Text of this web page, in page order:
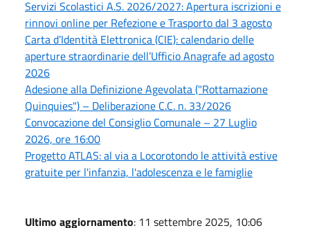
Servizi Scolastici A.S. 2026/2027: Apertura iscrizioni e
rinnovi online per Refezione e Trasporto dal 3 agosto
Carta d’Identità Elettronica (CIE): calendario delle
aperture straordinarie dell’Ufficio Anagrafe ad agosto
2026
Adesione alla Definizione Agevolata ("Rottamazione
Quinquies") – Deliberazione C.C. n. 33/2026
Convocazione del Consiglio Comunale – 27 Luglio
2026, ore 16:00
Progetto ATLAS: al via a Locorotondo le attività estive
gratuite per l'infanzia, l'adolescenza e le famiglie
Ultimo aggiornamento: 11 settembre 2025, 10:06